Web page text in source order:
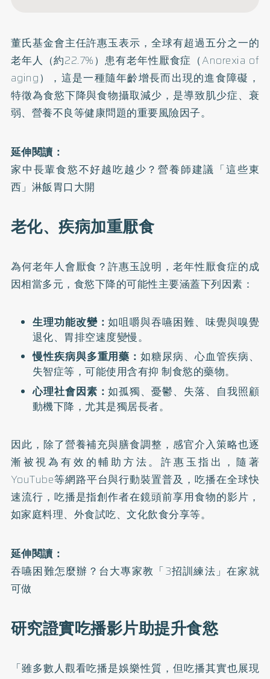
董氏基金會主任許惠玉表示，全球有超過五分之一的
老年人（約22.7%）患有老年性厭食症 （Anorexia of
aging），這是一種隨年齡增長而出現的進食障礙，
特徵為食慾下降與食物攝取減少，是導致肌少症、衰
弱、營養不良等健康問題的重要風險因子。
延伸閱讀：
家中長輩食慾不好越吃越少？營養師建議「這些東
西」淋飯胃口大開
老化、疾病加重厭食
為何老年人會厭食？許惠玉說明，老年性厭食症的成
因相當多元，食慾下降的可能性主要涵蓋下列因素：
生理功能改變：如咀嚼與吞嚥困難、味覺與嗅覺
退化、胃排空速度變慢。
慢性疾病與多重用藥：如糖尿病、心血管疾病、
失智症等，可能使用含有抑 制食慾的藥物。
心理社會因素：如孤獨、憂鬱、失落、自我照顧
動機下降，尤其是獨居長者。
因此，除了營養補充與膳食調整，感官介入策略也逐
漸被視為有效的輔助方法。許惠玉指出，隨著
YouTube等網路平台與行動裝置普及，吃播在全球快
速流行，吃播是指創作者在鏡頭前享用食物的影片，
如家庭料理、外食試吃、文化飲食分享等。
延伸閱讀：
吞嚥困難怎麼辦？台大專家教「3招訓練法」在家就
可做
研究證實吃播影片助提升食慾
「雖多數人觀看吃播是娛樂性質，但吃播其實也展現